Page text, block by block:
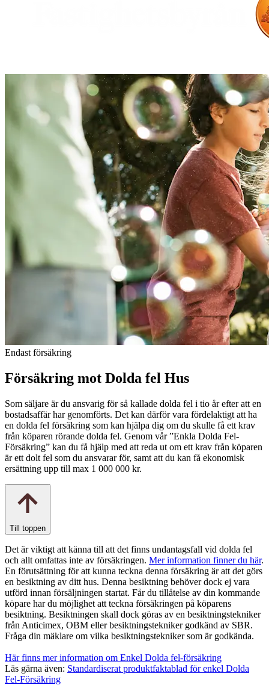
Endast försäkring
Försäkring mot Dolda fel Hus
Som säljare är du ansvarig för så kallade dolda fel i tio år efter att en
bostadsaffär har genomförts. Det kan därför vara fördelaktigt att ha
en dolda fel försäkring som kan hjälpa dig om du skulle få ett krav
från köparen rörande dolda fel. Genom vår ”Enkla Dolda Fel-
Försäkring” kan du få hjälp med att reda ut om ett krav från köparen
är ett dolt fel som du ansvarar för, samt att du kan få ekonomisk
ersättning upp till max 1 000 000 kr.
Till toppen
Det är viktigt att känna till att det finns undantagsfall vid dolda fel
och allt omfattas inte av försäkringen. Mer information finner du här.
En förutsättning för att kunna teckna denna försäkring är att det görs
en besiktning av ditt hus. Denna besiktning behöver dock ej vara
utförd innan försäljningen startat. Får du tillåtelse av din kommande
köpare har du möjlighet att teckna försäkringen på köparens
besiktning. Besiktningen skall dock göras av en besiktningstekniker
från Anticimex, OBM eller besiktningstekniker godkänd av SBR.
Fråga din mäklare om vilka besiktningstekniker som är godkända.
Här finns mer information om Enkel Dolda fel-försäkring
Läs gärna även: Standardiserat produktfaktablad för enkel Dolda
Fel-Försäkring